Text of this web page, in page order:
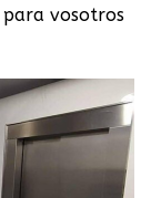
para vosotros